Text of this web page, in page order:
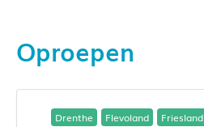
Oproepen
Drenthe Flevoland Friesland